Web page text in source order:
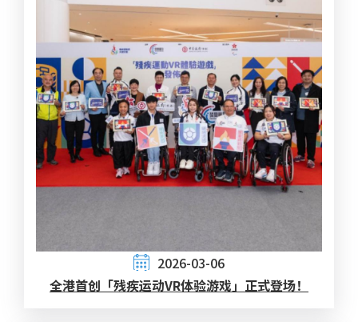
2026-03-06
全港首创「残疾运动VR体验游戏」正式登场！